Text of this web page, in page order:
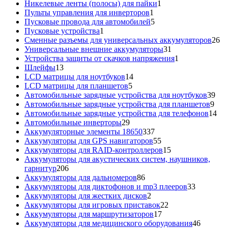
товара
Никелевые ленты (полосы) для пайки1
Пульты управления для инверторов1
товар
Пусковые провода для автомобилей55
Пусковые устройства1
товар
Сменные разъемы для универсальных аккумуляторов2626
Универсальные внешние аккумуляторы31
товар
Устройства защиты от скачков напряжения1
Шлейфы1313
товаров
LCD матрицы для ноутбуков1414
LCD матрицы для планшетов55
товаров
Автомобильные зарядные устройства для ноутбуков3939
Автомобильные зарядные устройства для планшетов99
Автомобильные зарядные устройства для телефонов1414
Автомобильные инверторы2929
товаров
Аккумуляторные элементы 18650337337
товаров
Аккумуляторы для GPS навигаторов5555
товаров
Аккумуляторы для RAID-контроллеров1515
товаров
Аккумуляторы для акустических систем, наушников,
гарнитур206206
товаров
Аккумуляторы для дальномеров8686
товаров
Аккумуляторы для диктофонов и mp3 плееров3333
Аккумуляторы для жестких дисков2
товара
Аккумуляторы для игровых приставок22
Аккумуляторы для маршрутизаторов1717
товаров
Аккумуляторы для медицинского оборудования4646